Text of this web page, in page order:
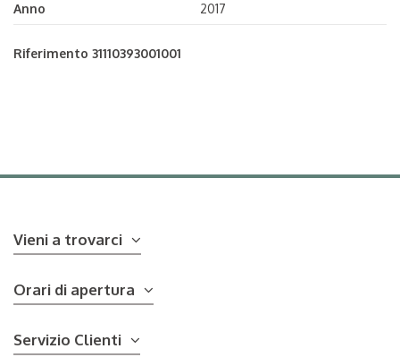
Anno 2017
Riferimento 31110393001001
Vieni a trovarci
Orari di apertura
Servizio Clienti